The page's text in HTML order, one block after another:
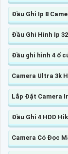
Đầu Ghi Ip 8
Đầu Ghi Hình Ip
Đầu ghi hình 4 ổ
Camera Ultra 3k
Lắp Đặt Camera
Đầu Ghi 4 HDD
Camera Có Đọc